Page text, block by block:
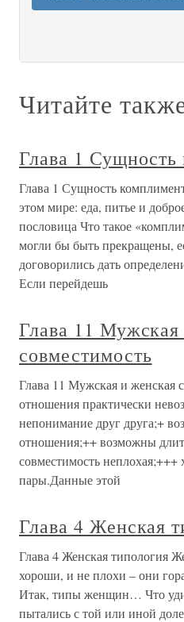
Читайте
Глава 1
Глава 1 Сущность
этом мире: еда, питье и
пословица Что такое
могли бы быть прекращены,
договорились дать
Если перейдешь
Глава 11
совместимость
Глава 11 Мужская и женская
отношения практически
непонимание друг друга;+
отношения;++ возможны
совместимость неплохая;+++
пары.Данные этой
Глава 4 Женская
Глава 4 Женская типология
хороши, и не плохи – они
Итак, типы женщин… Что
пытались с той или иной